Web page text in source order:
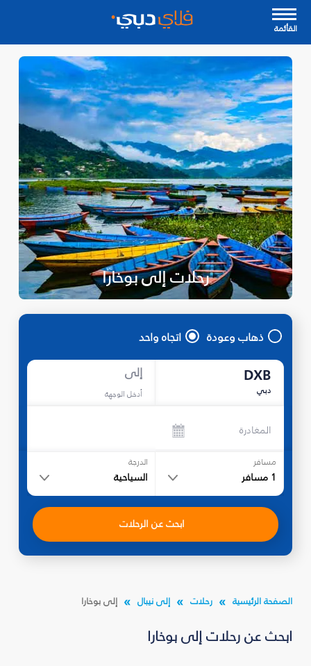
القأئمة
رحلات إلى بوخارا
ذهاب وعودة اتجاه واحد
DXB
دبي
إلى
أدخل الوجهة
المغادرة
مسافر
1 مسافر
الدرجة
السياحية
ابحث عن الرحلات
الصفحة الرئيسية رحلات إلى نيبال إلى بوخارا
ابحث عن رحلات إلى بوخارا